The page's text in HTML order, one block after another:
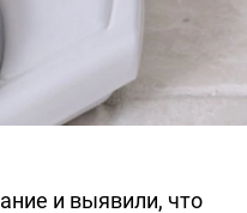
и выявили, что